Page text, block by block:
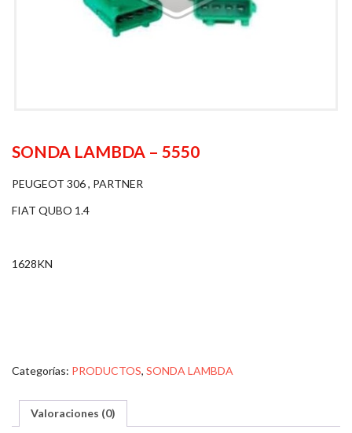
SONDA LAMBDA – 5550
PEUGEOT 306 , PARTNER
FIAT QUBO 1.4
1628KN
Categorías: PRODUCTOS, SONDA LAMBDA
Valoraciones (0)